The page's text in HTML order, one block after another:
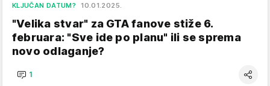
KLJUČAN DATUM? 10.01.2025.
"Velika stvar" za GTA fanove stiže 6.
februara: "Sve ide po planu" ili se sprema
novo odlaganje?
1